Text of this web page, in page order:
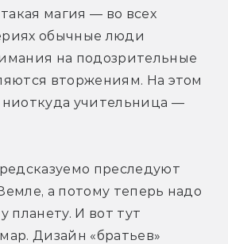
магия — во всех
обычные люди
на подозрительные
вторжениям. На этом
учительница —
преследуют
а потому теперь надо
планету. И вот тут
Дизайн «братьев»